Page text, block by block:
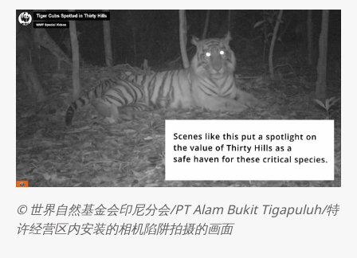
© 世界自然基金会印尼分会/PT Alam Bukit Tigapuluh/特
许经营区内安装的相机陷阱拍摄的画面